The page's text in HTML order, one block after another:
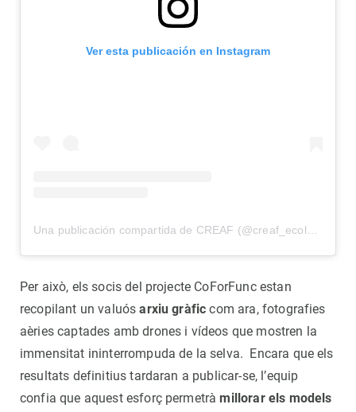
Ver esta publicación en Instagram
Per això, els socis del projecte CoForFunc estan
recopilant un valuósarxiu gràfic com ara, fotografies
aèries captades amb drones i vídeos que mostren la
immensitat ininterrompuda de la selva. Encara que els
resultats definitius tardaran a publicar-se, l’equip
confia que aquest esforç permetràmillorar els models